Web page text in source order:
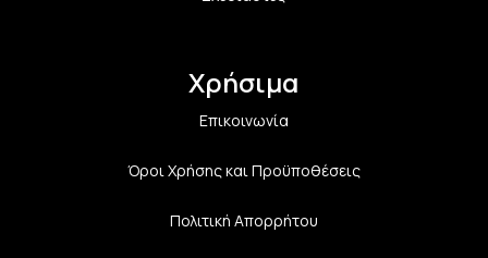
Χρήσιμα
Επικοινωνία
Όροι Χρήσης και Προϋποθέσεις
Πολιτική Aπορρήτου